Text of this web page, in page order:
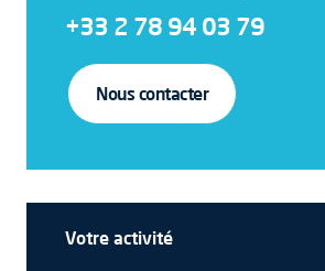
+33 2 78 94 03 79
Nous contacter
Votre activité